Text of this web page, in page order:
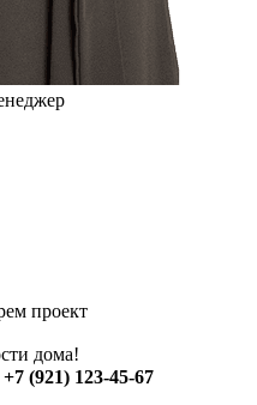
проект
дома!
+7 (921) 123-45-67